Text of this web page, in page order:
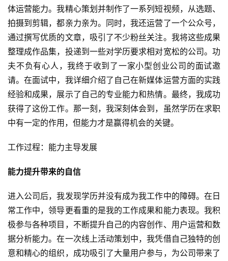
体运营能力。我精心策划并制作了一系列短视频，从选题、
拍摄到剪辑，都亲力亲为。同时，我还运营了一个公众号，
通过撰写优质的文章，吸引了不少粉丝关注。我将这些成果
整理成作品集，投递到一些对学历要求相对宽松的公司。功
夫不负有心人，我终于收到了一家小型创业公司的面试邀
请。在面试中，我详细介绍了自己在新媒体运营方面的实践
经验和成果，展示了自己的专业能力和热情。最终，我成功
获得了这份工作。那一刻，我深刻体会到，虽然学历在求职
中有一定的作用，但能力才是赢得机会的关键。
工作过程：能力主导发展
能力提升带来的自信
进入公司后，我发现学历并没有成为我工作中的障碍。在日
常工作中，领导更看重的是我的工作成果和能力表现。我积
极参与各种项目，不断提升自己的内容创作、用户运营和数
据分析能力。在一次线上活动策划中，我凭借自己独特的创
意和精心的组织，成功吸引了大量用户参与，为公司带来了